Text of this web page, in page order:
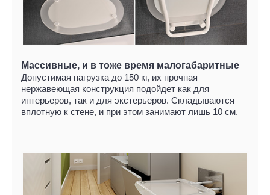
Массивные, и в тоже время малогабаритные
Допустимая нагрузка до 150 кг, их прочная
нержавеющая конструкция подойдет как для
интерьеров, так и для экстерьеров. Складываются
вплотную к стене, и при этом занимают лишь 10 см.